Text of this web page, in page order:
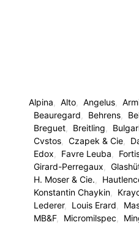
Alpina Alto Angelus
Beauregard
Behrens
Breguet
Breitling
Cvstos
Czapek & Cie
Edox
Favre Leuba
Girard-Perregaux
H. Moser & Cie.
Konstantin Chaykin
Lederer
Louis Erard
MB&F
Micromilspec